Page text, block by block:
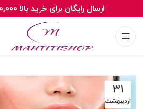
۳۱
اردیبهشت
ارسال رایگان برای خرید بالا 5,000,000 تومان